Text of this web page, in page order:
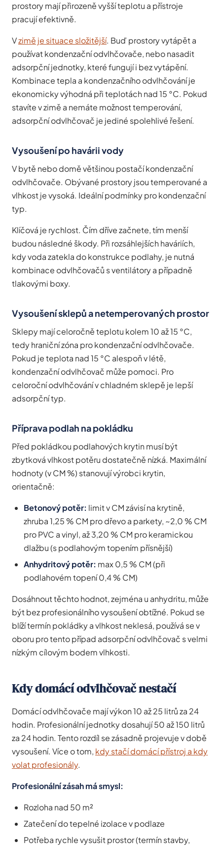
prostory mají přirozeně vyšší teplotu a přístroje
pracují efektivně.
Vzimě je situace složitější. Buď prostory vytápět a
používat kondenzační odvlhčovače, nebo nasadit
adsorpční jednotky, které fungují i bez vytápění.
Kombinace tepla a kondenzačního odvlhčování je
ekonomicky výhodná při teplotách nad 15 °C. Pokud
stavíte v zimě a nemáte možnost temperování,
adsorpční odvlhčovač je jediné spolehlivé řešení.
Vysoušení po havárii vody
V bytě nebo domě většinou postačí kondenzační
odvlhčovače. Obývané prostory jsou temperované a
vlhkost je vysoká. Ideální podmínky pro kondenzační
typ.
Klíčová je rychlost. Čím dříve začnete, tím menší
budou následné škody. Při rozsáhlejších haváriích,
kdy voda zatekla do konstrukce podlahy, je nutná
kombinace odvlhčovačů s ventilátory a případně
tlakovými boxy.
Vysoušení sklepů a netemperovaných prostor
Sklepy mají celoročně teplotu kolem 10 až 15 °C,
tedy hraniční zóna pro kondenzační odvlhčovače.
Pokud je teplota nad 15 °C alespoň v létě,
kondenzační odvlhčovač může pomoci. Pro
celoroční odvlhčování v chladném sklepě je lepší
adsorpční typ.
Příprava podlah na pokládku
Před pokládkou podlahových krytin musí být
zbytková vlhkost potěru dostatečně nízká. Maximální
hodnoty (v CM %) stanovují výrobci krytin,
orientačně:
Betonový potěr: limit v CM závisí na krytině,
zhruba 1,25 % CM pro dřevo a parkety, ~2,0 % CM
pro PVC a vinyl, až 3,20 % CM pro keramickou
dlažbu (s podlahovým topením přísnější)
Anhydritový potěr: max 0,5 % CM (při
podlahovém topení 0,4 % CM)
Dosáhnout těchto hodnot, zejména u anhydritu, může
být bez profesionálního vysoušení obtížné. Pokud se
blíží termín pokládky a vlhkost neklesá, používá se v
oboru pro tento případ adsorpční odvlhčovač s velmi
nízkým cílovým bodem vlhkosti.
Kdy domácí odvlhčovač nestačí
Domácí odvlhčovače mají výkon 10 až 25 litrů za 24
hodin. Profesionální jednotky dosahují 50 až 150 litrů
za 24 hodin. Tento rozdíl se zásadně projevuje v době
vysoušení. Více o tom, kdy stačí domácí přístroj a kdy
volat profesionály.
Profesionální zásah má smysl:
Rozloha nad 50 m²
Zatečení do tepelné izolace v podlaze
Potřeba rychle vysušit prostor (termín stavby,